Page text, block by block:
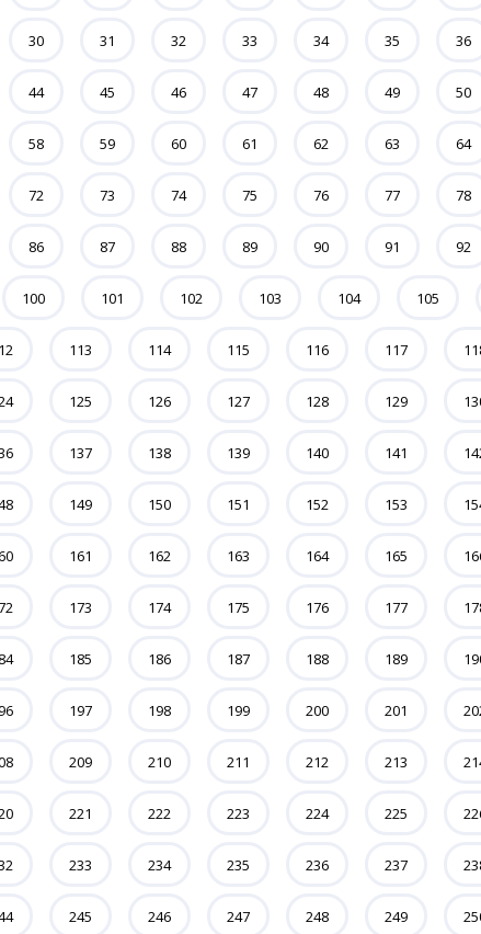
30 31 32 33 34 35 36
44 45 46 47 48 49 50
58 59 60 61 62 63 64
72 73 74 75 76 77 78
86 87 88 89 90 91 92
100 101 102 103 104 105
113 114 115 116 117
125 126 127 128 129
137 138 139 140 141
149 150 151 152 153
161 162 163 164 165
173 174 175 176 177
185 186 187 188 189
197 198 199 200 201
209 210 211 212 213
221 222 223 224 225
233 234 235 236 237
245 246 247 248 249